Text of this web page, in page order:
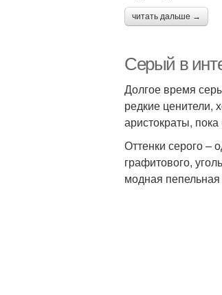
читать дальше →
Серый в
Долгое время
редкие ценители,
аристократы,
Оттенки серого –
графитового,
модная